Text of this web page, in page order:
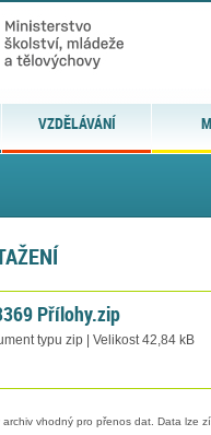
VZDĚLÁVÁNÍ
Přílohy.zip
typu zip | Velikost 42,84 kB
vhodný pro přenos dat. Data lze